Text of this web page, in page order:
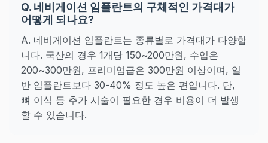
Q. 네비게이션 임플란트의 구체적인 가격대가
어떻게 되나요?
A. 네비게이션 임플란트는 종류별로 가격대가 다양합
니다. 국산의 경우 1개당 150~200만원, 수입은
200~300만원, 프리미엄급은 300만원 이상이며, 일
반 임플란트보다 30-40% 정도 높은 편입니다. 단,
뼈 이식 등 추가 시술이 필요한 경우 비용이 더 발생
할 수 있습니다.